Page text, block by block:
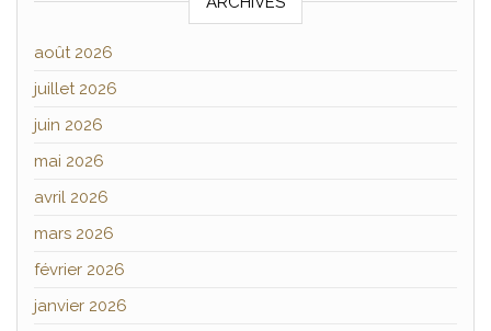
août 2026
juillet 2026
juin 2026
mai 2026
avril 2026
mars 2026
février 2026
janvier 2026